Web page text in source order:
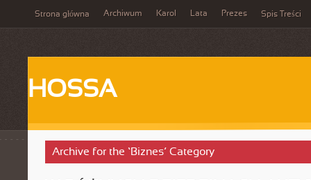
Strona główna Archiwum Karol Lata Prezes Spis Treści
HOSSA
Archive for the ‘Biznes’ Category